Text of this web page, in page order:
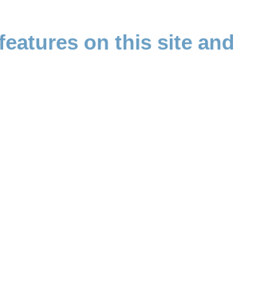
on this site and